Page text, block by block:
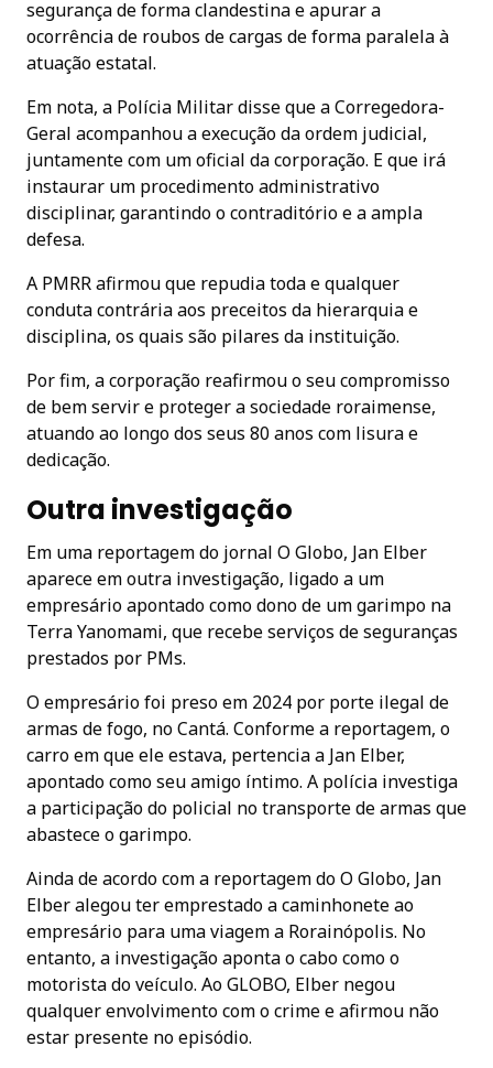
segurança de forma clandestina e apurar a
ocorrência de roubos de cargas de forma paralela à
atuação estatal.
Em nota, a Polícia Militar disse que a Corregedora-
Geral acompanhou a execução da ordem judicial,
juntamente com um oficial da corporação. E que irá
instaurar um procedimento administrativo
disciplinar, garantindo o contraditório e a ampla
defesa.
A PMRR afirmou que repudia toda e qualquer
conduta contrária aos preceitos da hierarquia e
disciplina, os quais são pilares da instituição.
Por fim, a corporação reafirmou o seu compromisso
de bem servir e proteger a sociedade roraimense,
atuando ao longo dos seus 80 anos com lisura e
dedicação.
Outra investigação
Em uma reportagem do jornal O Globo, Jan Elber
aparece em outra investigação, ligado a um
empresário apontado como dono de um garimpo na
Terra Yanomami, que recebe serviços de seguranças
prestados por PMs.
O empresário foi preso em 2024 por porte ilegal de
armas de fogo, no Cantá. Conforme a reportagem, o
carro em que ele estava, pertencia a Jan Elber,
apontado como seu amigo íntimo. A polícia investiga
a participação do policial no transporte de armas que
abastece o garimpo.
Ainda de acordo com a reportagem do O Globo, Jan
Elber alegou ter emprestado a caminhonete ao
empresário para uma viagem a Rorainópolis. No
entanto, a investigação aponta o cabo como o
motorista do veículo. Ao GLOBO, Elber negou
qualquer envolvimento com o crime e afirmou não
estar presente no episódio.